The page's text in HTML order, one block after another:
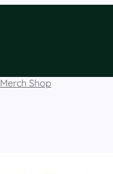
Merch Shop